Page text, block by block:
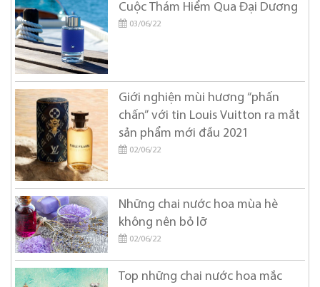
Cuộc Thám Hiểm Qua Đại Dương
03/06/22
Giới nghiện mùi hương “phấn
chấn” với tin Louis Vuitton ra mắt
sản phẩm mới đầu 2021
02/06/22
Những chai nước hoa mùa hè
không nên bỏ lỡ
02/06/22
Top những chai nước hoa mắc